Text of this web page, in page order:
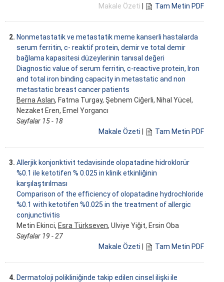
Makale Özeti
Tam Metin PDF
2. Nonmetastatik ve metastatik meme kanserli hastalarda
serum ferritin, c- reaktif protein, demir ve total demir
bağlama kapasitesi düzeylerinin tanısal değeri
Diagnostic value of serum ferritin, c-reactive protein, Iron
and total iron binding capacity in metastatic and non
metastatic breast cancer patients
Berna Aslan, Fatma Turgay, Şebnem Ciğerli, Nihal Yücel,
Nezaket Eren, Emel Yorgancı
Sayfalar 15 - 18
Makale Özeti
Tam Metin PDF
3. Allerjik konjonktivit tedavisinde olopatadine hidroklorür
%0.1 ile ketotifen % 0.025 in klinik etkinliğinin
karşılaştırılması
Comparison of the efficiency of olopatadine hydrochloride
%0.1 with ketotifen %0.025 in the treatment of allergic
conjunctivitis
Metin Ekinci, Esra Türkseven, Ulviye Yiğit, Ersin Oba
Sayfalar 19 - 27
Makale Özeti
Tam Metin PDF
4. Dermatoloji polikliniğinde takip edilen cinsel ilişki ile